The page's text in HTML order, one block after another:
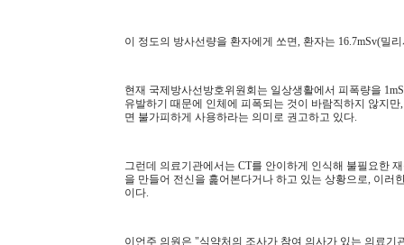
이 정도의 방사선량을 환자에게 쏘면, 환자는 16.7mSv(밀
현재 국제방사선방호위원회는 일상생활에서 피폭량을
유발하기 때문에 인체에 피폭되는 것이 바람직하지 않지
면 불가피하게 사용하라는 의미로 권고하고 있다.
그런데 의료기관에서는 CT를 안이하게 인식해 불필요한
을 만들어 전신을 훑어본다거나 하고 있는 상황으로, 이러
이다.
이언주 의원은 "식약처의 조사가 참여 의사가 있는 의료